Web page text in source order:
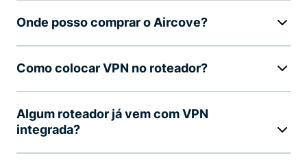
Onde posso comprar o Aircove?
Como colocar VPN no roteador?
Algum roteador já vem com VPN
integrada?